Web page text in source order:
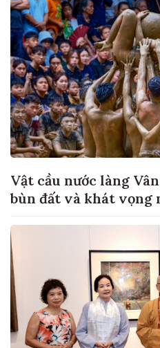
Vật cầu nước làng
bùn đất và khát vọng